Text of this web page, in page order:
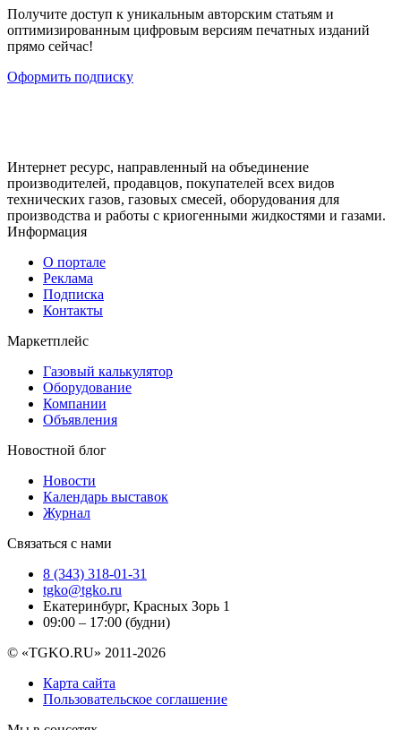
Получите доступ к уникальным авторским статьям и
оптимизированным цифровым версиям печатных изданий
прямо сейчас!
Оформить подписку
Интернет ресурс, направленный на объединение
производителей, продавцов, покупателей всех видов
технических газов, газовых смесей, оборудования для
производства и работы с криогенными жидкостями и газами.
Информация
О портале
Реклама
Подписка
Контакты
Маркетплейс
Газовый калькулятор
Оборудование
Компании
Объявления
Новостной блог
Новости
Календарь выставок
Журнал
Связаться с нами
8 (343) 318-01-31
tgko@tgko.ru
Екатеринбург, Красных Зорь 1
09:00 – 17:00 (будни)
© «TGKO.RU» 2011-2026
Карта сайта
Пользовательское соглашение